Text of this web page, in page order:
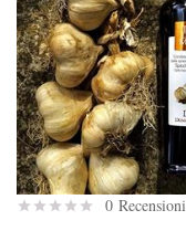
0 Recensioni